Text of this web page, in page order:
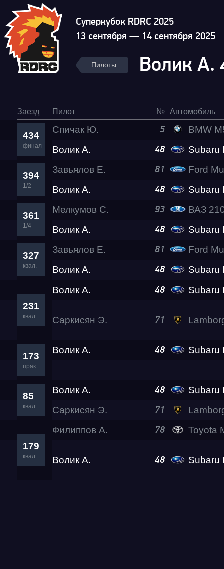
Суперкубок RDRC 2025
13 сентября — 14 сентября 2025
Пилоты Волик А.
Заезд Пилот № Автомобиль
434
финал
Спичак Ю. 5
BMW M5
Волик А.
48 Subaru
394
1/2
Завьялов Е. 81
Ford
Волик А.
48 Subaru
361
1/4
Мелкумов С. 93
ВАЗ 21011
Волик А.
48 Subaru
327
квал.
Завьялов Е. 81
Ford
Волик А.
48 Subaru
231
квал.
Волик А. 48 Subaru
Саркисян Э. 71 Lamborghini Huracan
173
прак.
Волик А. 48 Subaru
85
квал.
Волик А. 48
Subaru
Саркисян Э.
71 Lamborghini Huracan
179
квал.
Филиппов А. 78 Toyota Mark II
Волик А. 48 Subaru